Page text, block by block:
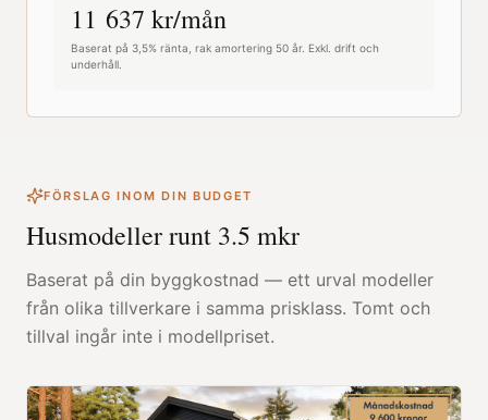
11 637 kr/mån
Baserat på 3,5% ränta, rak amortering 50 år. Exkl. drift och
underhåll.
FÖRSLAG INOM DIN BUDGET
Husmodeller runt 3.5 mkr
Baserat på din byggkostnad — ett urval modeller
från olika tillverkare i samma prisklass. Tomt och
tillval ingår inte i modellpriset.